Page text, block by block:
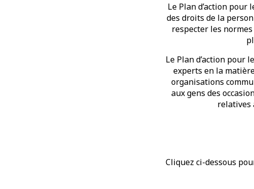
Le Plan d’action pour
des droits de la
respecter les
Le Plan d’action pour
experts en la
organisations
aux gens des
relatives
Cliquez ci-dessous